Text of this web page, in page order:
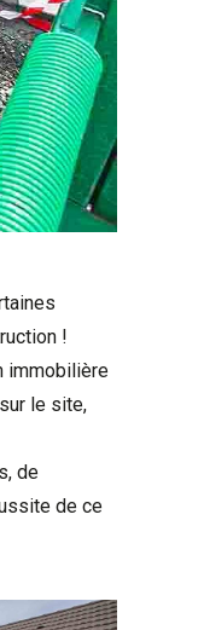
!
immobilière
le site,
de
de ce